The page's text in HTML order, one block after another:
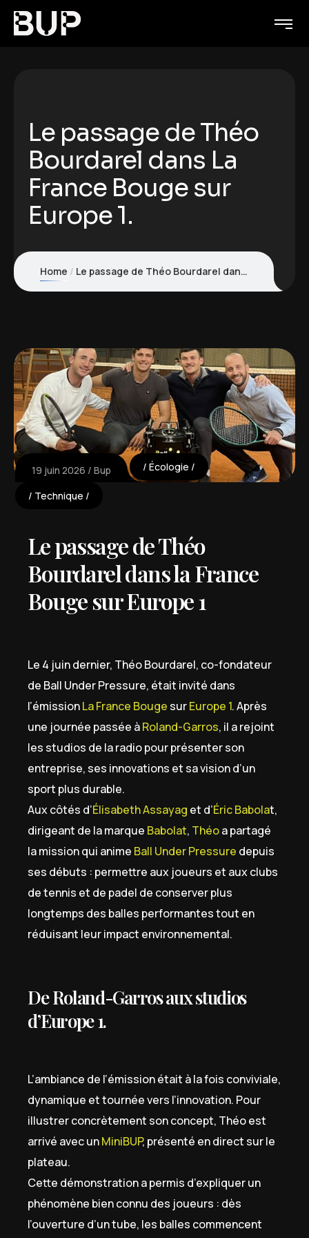
Le passage de Théo
Bourdarel dans La
France Bouge sur
Europe 1.
Home Le passage de Théo Bourdarel dans La France Bouge sur Europe 1.
19 juin 2026 Bup Écologie
Technique
Le passage de Théo
Bourdarel dans la France
Bouge sur Europe 1
Le 4 juin dernier, Théo Bourdarel, co-fondateur
de Ball Under Pressure, était invité dans
l’émissionLa France Bouge surEurope 1. Après
une journée passée àRoland-Garros, il a rejoint
les studios de la radio pour présenter son
entreprise, ses innovations et sa vision d’un
sport plus durable.
Aux côtés d’Élisabeth Assayag et d’Éric Babolat,
dirigeant de la marque Babolat, Théoa partagé
la mission qui anime Ball Under Pressure depuis
ses débuts : permettre aux joueurs et aux clubs
de tennis et de padel de conserver plus
longtemps des balles performantes tout en
réduisant leur impact environnemental.
De Roland-Garros aux studios
d’Europe 1.
L’ambiance de l’émission était à la fois conviviale,
dynamique et tournée vers l’innovation. Pour
illustrer concrètement son concept, Théo est
arrivé avec unMiniBUP, présenté en direct sur le
plateau.
Cette démonstration a permis d’expliquer un
phénomène bien connu des joueurs : dès
l’ouverture d’un tube, les balles commencent